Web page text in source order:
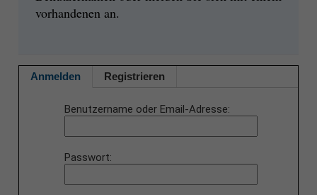
vorhandenen an.
Anmelden Registrieren
Benutzername oder Email-Adresse
Passwort